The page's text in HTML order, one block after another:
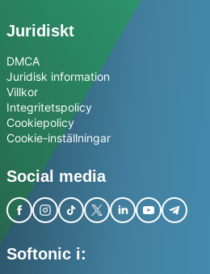
Juridiskt
DMCA
Juridisk information
Villkor
Integritetspolicy
Cookiepolicy
Cookie-inställningar
Social media
Softonic i: